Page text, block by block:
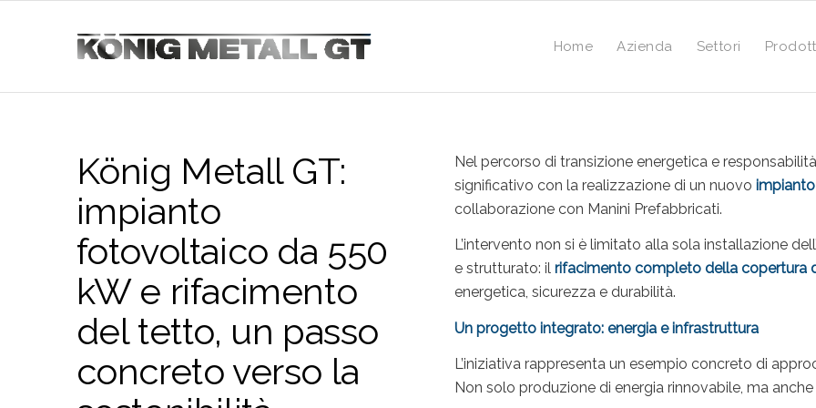
Home Azienda Settori
König Metall GT:
impianto
fotovoltaico da 550
kW e rifacimento
del tetto, un passo
concreto verso la
Nel percorso di transizione energetica e
significativo con la realizzazione di un nuovo
collaborazione con Manini Prefabbricati.
L’intervento non si è limitato alla sola installazione
e strutturato: ilrifacimento completo della copertura
energetica, sicurezza e durabilità.
Un progetto integrato: energia e infrastruttura
L’iniziativa rappresenta un esempio concreto di
Non solo produzione di energia rinnovabile, ma